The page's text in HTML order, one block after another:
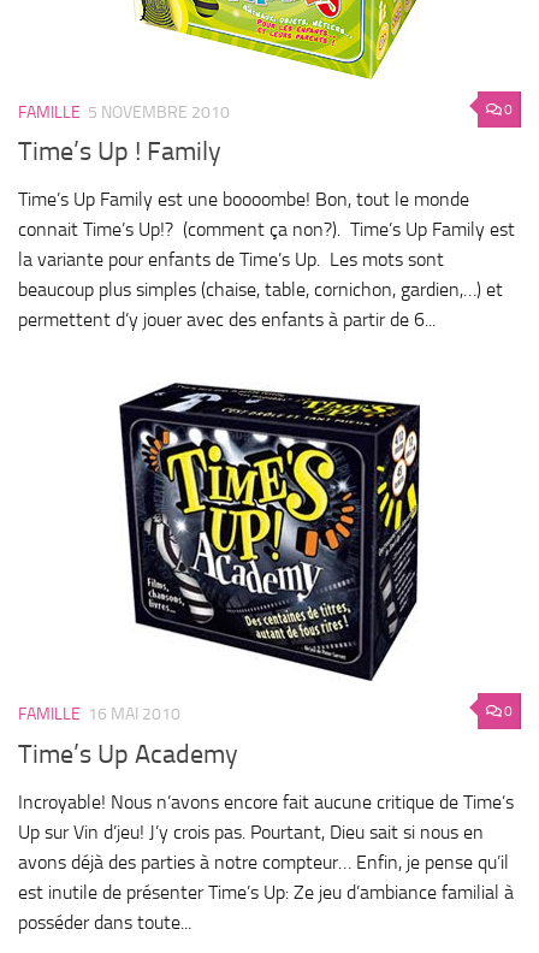
0
FAMILLE 5 NOVEMBRE 2010
Time’s Up ! Family
Time’s Up Family est une boooombe! Bon, tout le monde
connait Time’s Up!? (comment ça non?). Time’s Up Family est
la variante pour enfants de Time’s Up. Les mots sont
beaucoup plus simples (chaise, table, cornichon, gardien,…) et
permettent d’y jouer avec des enfants à partir de 6...
0
FAMILLE 16 MAI 2010
Time’s Up Academy
Incroyable! Nous n’avons encore fait aucune critique de Time’s
Up sur Vin d’jeu! J’y crois pas. Pourtant, Dieu sait si nous en
avons déjà des parties à notre compteur… Enfin, je pense qu’il
est inutile de présenter Time’s Up: Ze jeu d’ambiance familial à
posséder dans toute...